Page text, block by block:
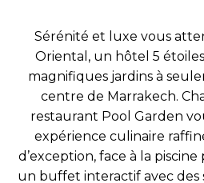
Sérénité et luxe vous
Oriental, un hôtel 5
magnifiques jardins à
centre de Marrakech.
restaurant Pool Garden
expérience culinaire
d’exception, face à la
un buffet interactif avec des